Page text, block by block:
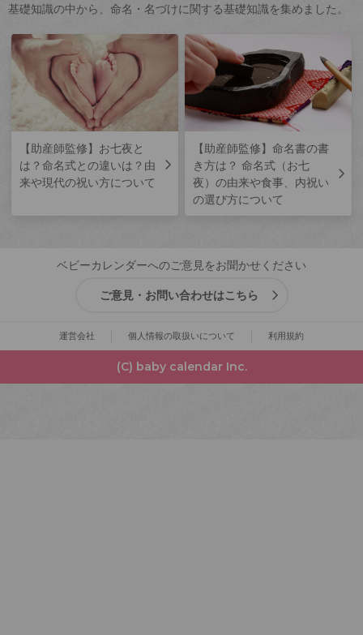
基礎知識の中から、命名・名づけに関する基礎知識を集めました。
【助産師監修】お七夜と
は？命名式との違いは？由
来や現代の祝い方について
【助産師監修】命名書の書
き方は？ 命名式（お七
夜）の由来や食事、内祝い
の選び方について
ベビーカレンダーへのご意見をお聞かせください
ご意見・お問い合わせはこちら
運営会社 個人情報の取扱いについて 利用規約
(C) baby calendar Inc.